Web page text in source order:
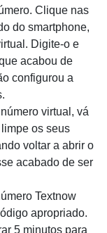
Clique nas
do smartphone,
Digite-o e
acabou de
configurou a
virtual, vá
os seus
voltar a abrir o
acabado de ser
Textnow
apropriado.
5 minutos para